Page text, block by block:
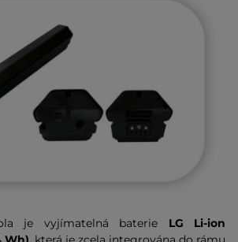
je vyjímatelná baterie LG Li-ion